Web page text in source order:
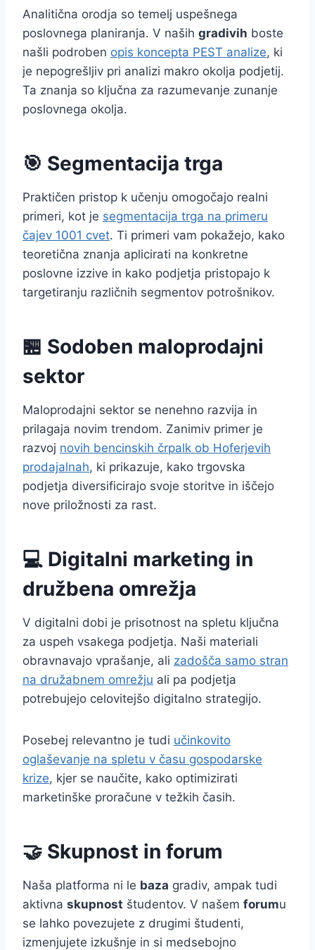
Analitična orodja so temelj uspešnega
poslovnega planiranja. V naših gradivih boste
našli podroben opis koncepta PEST analize, ki
je nepogrešljiv pri analizi makro okolja podjetij.
Ta znanja so ključna za razumevanje zunanje
poslovnega okolja.
🎯 Segmentacija trga
Praktičen pristop k učenju omogočajo realni
primeri, kot je segmentacija trga na primeru
čajev 1001 cvet. Ti primeri vam pokažejo, kako
teoretična znanja aplicirati na konkretne
poslovne izzive in kako podjetja pristopajo k
targetiranju različnih segmentov potrošnikov.
🏪 Sodoben maloprodajni
sektor
Maloprodajni sektor se nenehno razvija in
prilagaja novim trendom. Zanimiv primer je
razvoj novih bencinskih črpalk ob Hoferjevih
prodajalnah, ki prikazuje, kako trgovska
podjetja diversificirajo svoje storitve in iščejo
nove priložnosti za rast.
💻 Digitalni marketing in
družbena omrežja
V digitalni dobi je prisotnost na spletu ključna
za uspeh vsakega podjetja. Naši materiali
obravnavajo vprašanje, ali zadošča samo stran
na družabnem omrežju ali pa podjetja
potrebujejo celovitejšo digitalno strategijo.
Posebej relevantno je tudi učinkovito
oglaševanje na spletu v času gospodarske
krize, kjer se naučite, kako optimizirati
marketinške proračune v težkih časih.
🤝 Skupnost in forum
Naša platforma ni le baza gradiv, ampak tudi
aktivna skupnost študentov. V našem forumu
se lahko povezujete z drugimi študenti,
izmenjujete izkušnje in si medsebojno